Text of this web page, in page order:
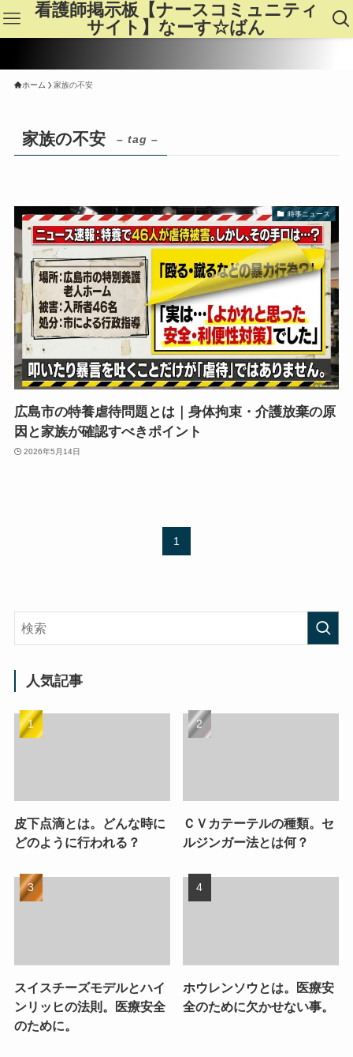
看護師掲示板【ナースコミュニティ
サイト】なーす☆ばん
ホーム 家族の不安
家族の不安 – tag –
時事ニュース
広島市の特養虐待問題とは｜身体拘束・介護放棄の原
因と家族が確認すべきポイント
2026年5月14日
1
人気記事
皮下点滴とは。どんな時に
どのように行われる？
ＣＶカテーテルの種類。セ
ルジンガー法とは何？
スイスチーズモデルとハイ
ンリッヒの法則。医療安全
のために。
ホウレンソウとは。医療安
全のために欠かせない事。